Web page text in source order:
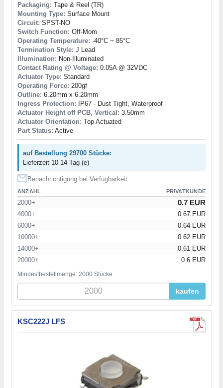
Packaging: Tape & Reel (TR)
Mounting Type: Surface Mount
Circuit: SPST-NO
Switch Function: Off-Mom
Operating Temperature: -40°C ~ 85°C
Termination Style: J Lead
Illumination: Non-Illuminated
Contact Rating @ Voltage: 0.05A @ 32VDC
Actuator Type: Standard
Operating Force: 200gf
Outline: 6.20mm x 6.20mm
Ingress Protection: IP67 - Dust Tight, Waterproof
Actuator Height off PCB, Vertical: 3.50mm
Actuator Orientation: Top Actuated
Part Status: Active
auf Bestellung 29700 Stücke:
Lieferzeit 10-14 Tag (e)
Benachrichtigung bei Verfügbarkeit
ANZAHL PRIVATKUNDE
2000+ 0.7 EUR
4000+
0.67 EUR
6000+
0.64 EUR
10000+
0.62 EUR
14000+
0.61 EUR
20000+
0.6 EUR
Mindestbestellmenge: 2000 Stücke
kaufen
KSC222J LFS